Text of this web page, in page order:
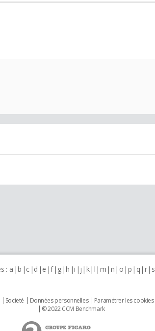
: a b c d e f g h i j k l m n o p q r s
Societé Données personnelles Paramétrer les cookies
© 2022 CCM Benchmark